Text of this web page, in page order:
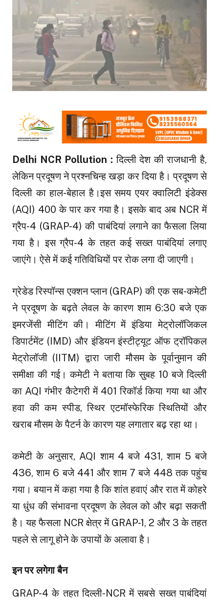
Delhi NCR Pollution : दिल्ली देश की राजधानी है,
लेकिन प्रदूषण ने प्रश्नचिन्ह खड़ा कर दिया है। प्रदूषण से
दिल्ली का हाल-बेहाल है।इस समय एयर क्वालिटी इंडेक्स
(AQI) 400 के पार कर गया है। इसके बाद अब NCR में
ग्रैप-4 (GRAP-4) की पाबंदियां लगाने का फैसला लिया
गया है। इस ग्रैप-4 के तहत कई सख्त पाबंदियां लगाए
जाएंगे। ऐसे में कई गतिविधियों पर रोक लगा दी जाएगी।
ग्रेडेड रिस्पॉन्स एक्शन प्लान (GRAP) की एक सब-कमेटी
ने प्रदूषण के बढ़ते लेवल के कारण शाम 6:30 बजे एक
इमरजेंसी मीटिंग की। मीटिंग में इंडिया मेट्रोलॉजिकल
डिपार्टमेंट (IMD) और इंडियन इंस्टीट्यूट ऑफ ट्रॉपिकल
मेट्रोलॉजी (IITM) द्वारा जारी मौसम के पूर्वानुमान की
समीक्षा की गई। कमेटी ने बताया कि सुबह 10 बजे दिल्ली
का AQI गंभीर कैटेगरी में 401 रिकॉर्ड किया गया था और
हवा की कम स्पीड, स्थिर एटमॉस्फेरिक स्थितियों और
खराब मौसम के पैटर्न के कारण यह लगातार बढ़ रहा था।
कमेटी के अनुसार, AQI शाम 4 बजे 431, शाम 5 बजे
436, शाम 6 बजे 441 और शाम 7 बजे 448 तक पहुंच
गया। बयान में कहा गया है कि शांत हवाएं और रात में कोहरे
या धुंध की संभावना प्रदूषण के लेवल को और बढ़ा सकती
है। यह फैसला NCR क्षेत्र में GRAP-1, 2 और 3 के तहत
पहले से लागू होने के उपायों के अलावा है।
इन पर लगेगा बैन
GRAP-4 के तहत दिल्ली-NCR में सबसे सख्त पाबंदियां